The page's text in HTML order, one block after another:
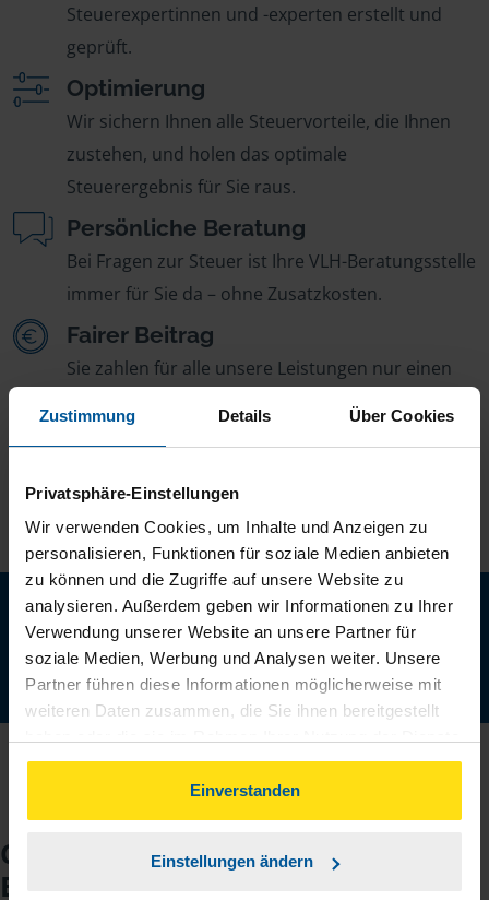
Zustimmung Details Über Cookies
Privatsphäre-Einstellungen
Wir verwenden Cookies, um Inhalte und Anzeigen zu
personalisieren, Funktionen für soziale Medien anbieten
zu können und die Zugriffe auf unsere Website zu
analysieren. Außerdem geben wir Informationen zu Ihrer
Verwendung unserer Website an unsere Partner für
soziale Medien, Werbung und Analysen weiter. Unsere
Partner führen diese Informationen möglicherweise mit
weiteren Daten zusammen, die Sie ihnen bereitgestellt
gesammelt haben. Indem Sie auf Einverstanden klicken,
können Sie der Verwendung von Cookies, gemäß
unserer
Einverstanden
Einstellungen ändern
Steuerexpertinnen und -experten erstellt und
geprüft.
Optimierung
Wir sichern Ihnen alle Steuervorteile, die Ihnen
zustehen, und holen das optimale
Steuerergebnis für Sie raus.
Persönliche Beratung
Bei Fragen zur Steuer ist Ihre VLH-Beratungsstelle
immer für Sie da – ohne Zusatzkosten.
Fairer Beitrag
Sie zahlen für alle unsere Leistungen nur einen
jährlichen Mitgliedsbeitrag, der sich nach Ihren
Jahreseinnahmen richtet.
Neu: Jetzt auch digital Mitglied werden!
Schnell, einfach und komplett online - ohne Termin.
Jetzt digital starten
Checkliste für Ihr
Beratungsgespräch